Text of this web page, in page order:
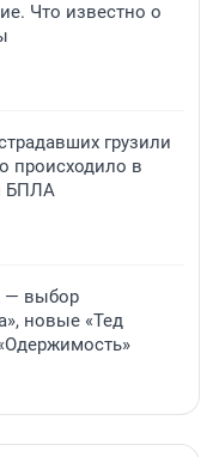
Что известно о
грузили
происходило в
БПЛА
— выбор
новые «Тед